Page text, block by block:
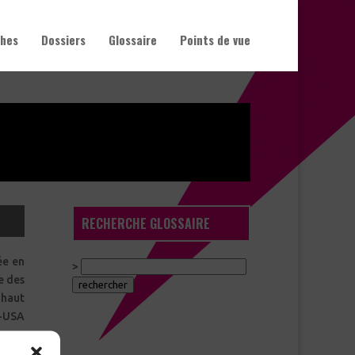
Dossiers Glossaire Points de vue
en
des
RECHERCHE GLOSSAIRE
>